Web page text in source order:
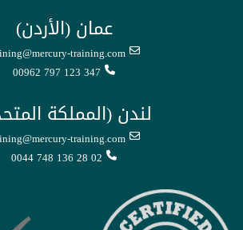
عمان (الأردن)
training.com
00962 797 123 347
لندن (المملكة
training.com
0044 748 136 28 02